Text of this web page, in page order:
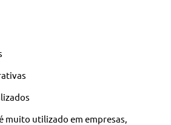
muito utilizado em empresas,